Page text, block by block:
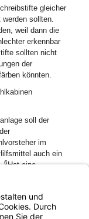
gleicher
sollten.
weil dann die
erkennbar
sollten nicht
der
könnten.
soll der
im
auch ein
6Hat eine
keinen
nach §